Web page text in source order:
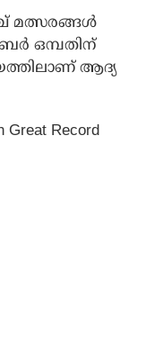
മത്സരങ്ങള്‍
ഒമ്പതിന്
ആദ്യ
Great Record